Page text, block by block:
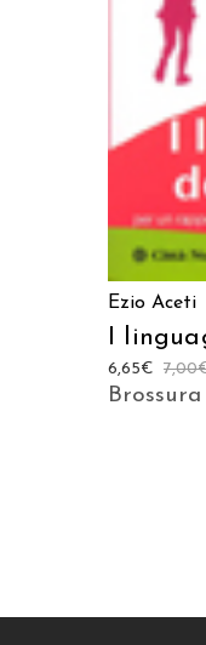
Ezio Aceti
I
7,00
6,65€
Brossura